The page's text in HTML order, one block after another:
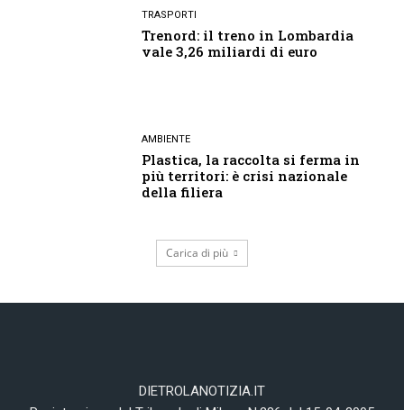
TRASPORTI
Trenord: il treno in Lombardia
vale 3,26 miliardi di euro
AMBIENTE
Plastica, la raccolta si ferma in
più territori: è crisi nazionale
della filiera
Carica di più
DIETROLANOTIZIA.IT